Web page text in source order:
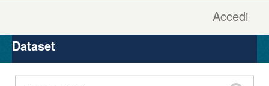
Accedi
Organizzazioni
Gruppi
Dataset